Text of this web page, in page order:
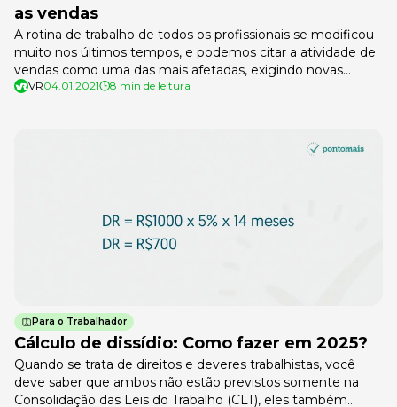
as vendas
A rotina de trabalho de todos os profissionais se modificou
muito nos últimos tempos, e podemos citar a atividade de
vendas como uma das mais afetadas, exigindo novas
técnicas e ideias adaptadas ao momento atual. Segundo
VR04.01.2021 8 min de leitura
Para o Trabalhador
Cálculo de dissídio: Como fazer em 2025?
Quando se trata de direitos e deveres trabalhistas, você
deve saber que ambos não estão previstos somente na
Consolidação das Leis do Trabalho (CLT), eles também